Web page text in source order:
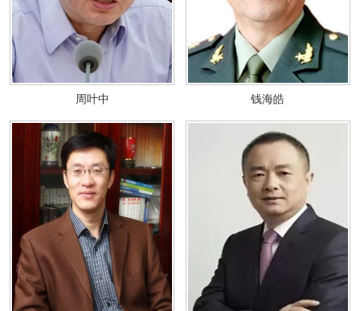
周叶中 钱海皓